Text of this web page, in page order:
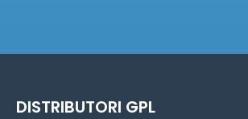
DISTRIBUTORI GPL